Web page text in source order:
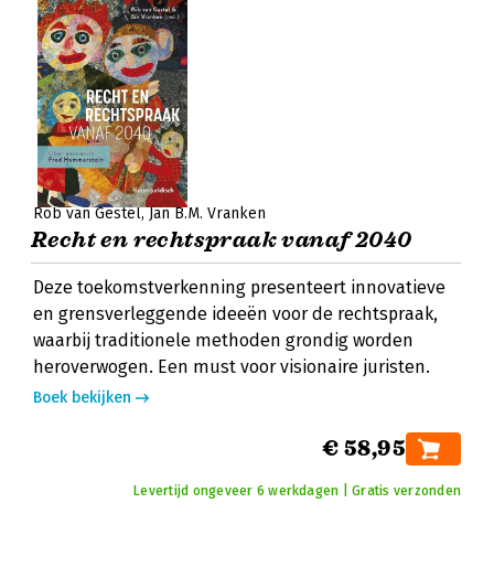
Rob van Gestel Jan B.M. Vranken
Recht en rechtspraak vanaf 2040
Deze toekomstverkenning presenteert innovatieve
en grensverleggende ideeën voor de rechtspraak,
waarbij traditionele methoden grondig worden
heroverwogen. Een must voor visionaire juristen.
Boek bekijken
€ 58,95
Levertijd ongeveer 6 werkdagen | Gratis verzonden